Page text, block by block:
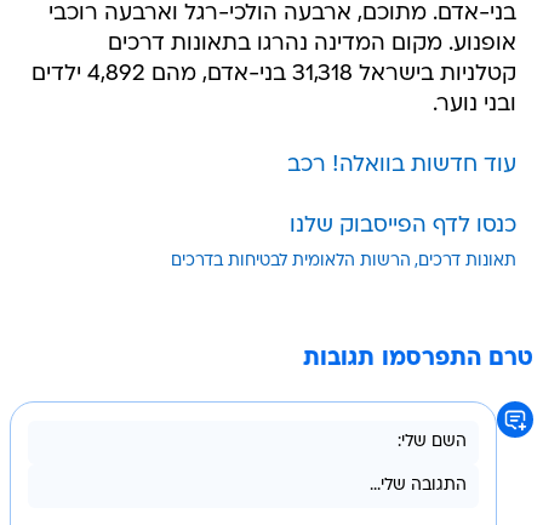
בני-אדם. מתוכם, ארבעה הולכי-רגל וארבעה רוכבי
אופנוע. מקום המדינה נהרגו בתאונות דרכים
קטלניות בישראל 31,318 בני-אדם, מהם 4,892 ילדים
ובני נוער.
עוד חדשות בוואלה! רכב
כנסו לדף הפייסבוק שלנו
תאונות דרכים הרשות הלאומית לבטיחות בדרכים
טרם התפרסמו תגובות